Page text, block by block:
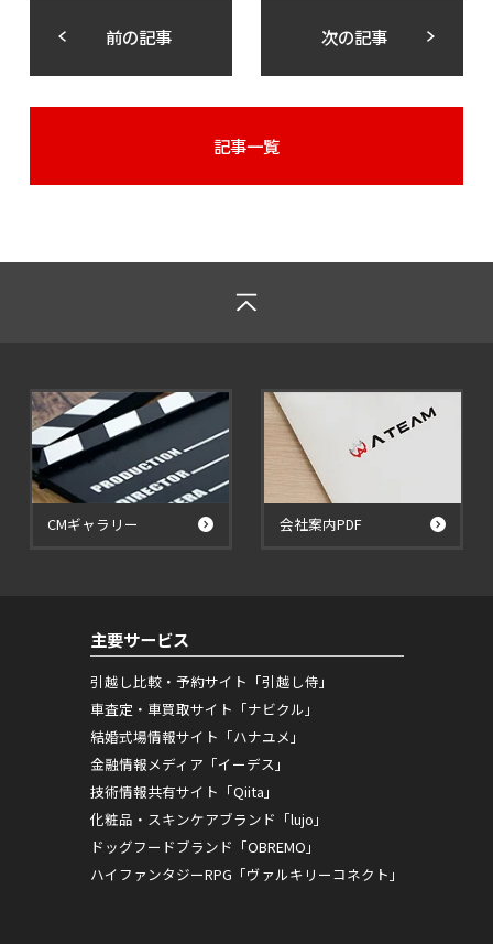
前の記事 次の記事
記事一覧
CMギャラリー 会社案内PDF
主要サービス
引越し比較・予約サイト「引越し侍」
車査定・車買取サイト「ナビクル」
結婚式場情報サイト「ハナユメ」
金融情報メディア「イーデス」
技術情報共有サイト「Qiita」
化粧品・スキンケアブランド「lujo」
ドッグフードブランド「OBREMO」
ハイファンタジーRPG「ヴァルキリーコネクト」